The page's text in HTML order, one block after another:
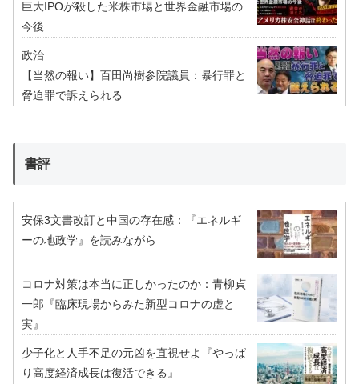
巨大IPOが殺した米株市場と世界金融市場の
今後
政治
【当然の報い】百田尚樹参院議員：暴行罪と
脅迫罪で訴えられる
書評
安保3文書改訂と中国の存在感：『エネルギ
ーの地政学』を読みながら
コロナ対策は本当に正しかったのか：青柳貞
一郎『臨床現場からみた新型コロナの虚と
実』
少子化と人手不足の元凶を直視せよ『やっぱ
り高度経済成長は復活できる』